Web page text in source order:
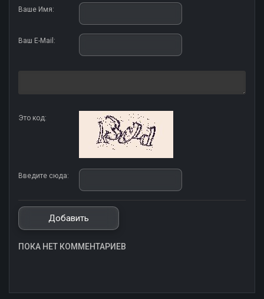
Ваше Имя:
Ваш E-Mail:
Это код:
Введите сюда:
ПОКА НЕТ КОММЕНТАРИЕВ